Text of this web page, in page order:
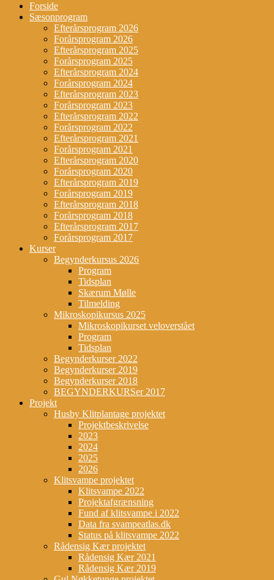
Forside
Sæsonprogram
Efterårsprogram 2026
Forårsprogram 2026
Efterårsprogram 2025
Forårsprogram 2025
Efterårsprogram 2024
Forårsprogram 2024
Efterårsprogram 2023
Forårsprogram 2023
Efterårsprogram 2022
Forårsprogram 2022
Efterårsprogram 2021
Forårsprogram 2021
Efterårsprogram 2020
Forårsprogram 2020
Efterårsprogram 2019
Forårsprogram 2019
Efterårsprogram 2018
Forårsprogram 2018
Efterårsprogram 2017
Forårsprogram 2017
Kurser
Begynderkursus 2026
Program
Tidsplan
Skærum Mølle
Tilmelding
Mikroskopikursus 2025
Mikroskopikurset veloverstået
Program
Tidsplan
Begynderkurser 2022
Begynderkurser 2019
Begynderkurser 2018
BEGYNDERKURSer 2017
Projekt
Husby Klitplantage projektet
Projektbeskrivelse
2023
2024
2025
2026
Klitsvampe projektet
Klitsvampe 2022
Projektafgrænsning
Fund af klitsvampe i 2022
Data fra svampeatlas.dk
Status på klitsvampe 2022
Rådensig Kær projektet
Rådensig Kær 2021
Rådensig Kær 2019